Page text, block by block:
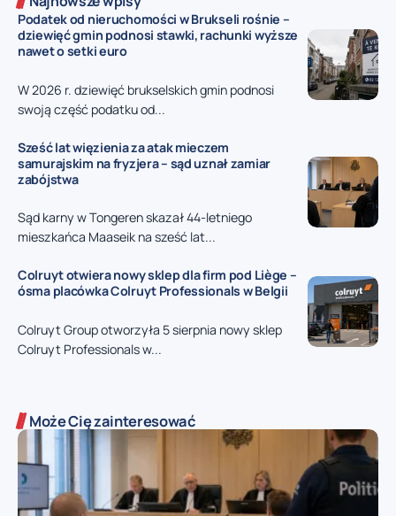
Podatek od nieruchomości w Brukseli rośnie –
dziewięć gmin podnosi stawki, rachunki wyższe
nawet o setki euro
W 2026 r. dziewięć brukselskich gmin podnosi
swoją część podatku od...
Sześć lat więzienia za atak mieczem
samurajskim na fryzjera – sąd uznał zamiar
zabójstwa
Sąd karny w Tongeren skazał 44-letniego
mieszkańca Maaseik na sześć lat...
Colruyt otwiera nowy sklep dla firm pod Liège –
ósma placówka Colruyt Professionals w Belgii
Colruyt Group otworzyła 5 sierpnia nowy sklep
Colruyt Professionals w...
Może Cię zainteresować